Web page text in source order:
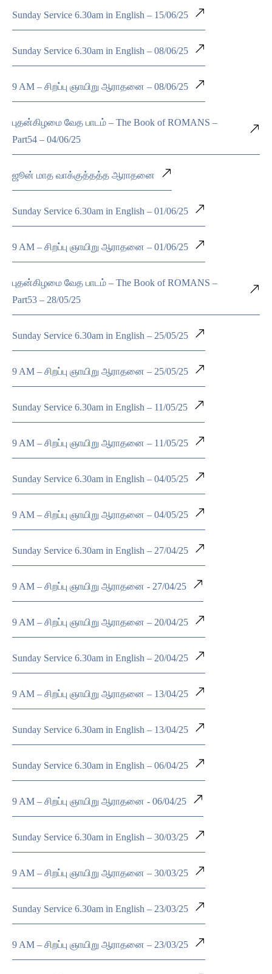
Sunday Service 6.30am in English – 15/06/25
Sunday Service 6.30am in English – 08/06/25
9 AM – சிறப்பு ஞாயிறு ஆராதனை – 08/06/25
புதன்கிழமை வேத பாடம் – The Book of ROMANS –
Part54 – 04/06/25
ஜூன் மாத வாக்குத்தத்த ஆராதனை
Sunday Service 6.30am in English – 01/06/25
9 AM – சிறப்பு ஞாயிறு ஆராதனை – 01/06/25
புதன்கிழமை வேத பாடம் – The Book of ROMANS –
Part53 – 28/05/25
Sunday Service 6.30am in English – 25/05/25
9 AM – சிறப்பு ஞாயிறு ஆராதனை – 25/05/25
Sunday Service 6.30am in English – 11/05/25
9 AM – சிறப்பு ஞாயிறு ஆராதனை – 11/05/25
Sunday Service 6.30am in English – 04/05/25
9 AM – சிறப்பு ஞாயிறு ஆராதனை – 04/05/25
Sunday Service 6.30am in English – 27/04/25
9 AM – சிறப்பு ஞாயிறு ஆராதனை - 27/04/25
9 AM – சிறப்பு ஞாயிறு ஆராதனை – 20/04/25
Sunday Service 6.30am in English – 20/04/25
9 AM – சிறப்பு ஞாயிறு ஆராதனை – 13/04/25
Sunday Service 6.30am in English – 13/04/25
Sunday Service 6.30am in English – 06/04/25
9 AM – சிறப்பு ஞாயிறு ஆராதனை - 06/04/25
Sunday Service 6.30am in English – 30/03/25
9 AM – சிறப்பு ஞாயிறு ஆராதனை – 30/03/25
Sunday Service 6.30am in English – 23/03/25
9 AM – சிறப்பு ஞாயிறு ஆராதனை – 23/03/25